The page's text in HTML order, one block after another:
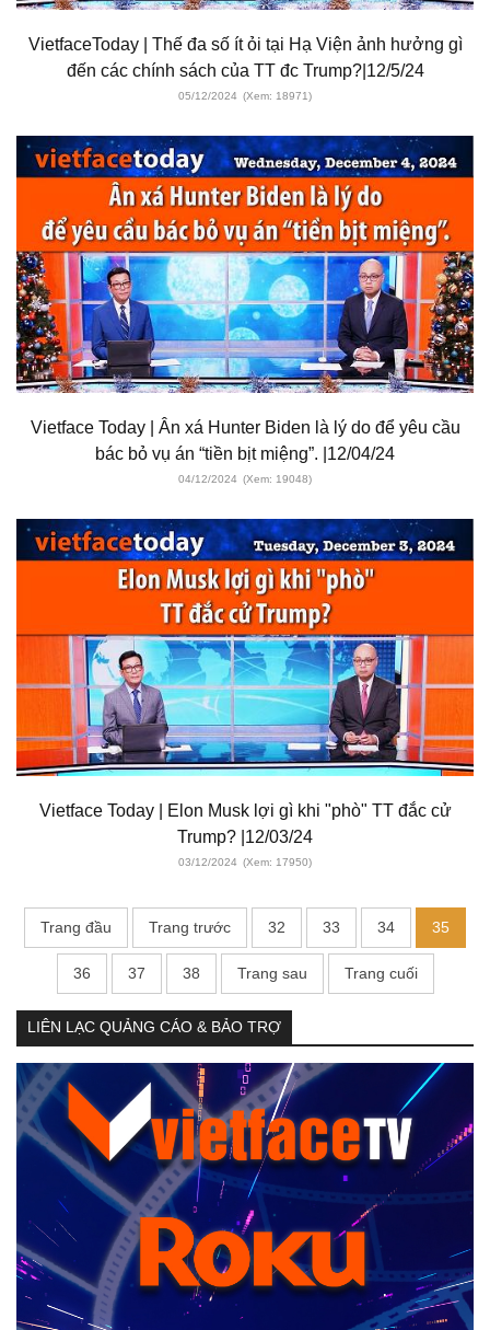
VietfaceToday | Thế đa số ít ỏi tại Hạ Viện ảnh hưởng gì
đến các chính sách của TT đc Trump?|12/5/24
05/12/2024 (Xem: 18971)
Vietface Today | Ân xá Hunter Biden là lý do để yêu cầu
bác bỏ vụ án “tiền bịt miệng”. |12/04/24
04/12/2024 (Xem: 19048)
Vietface Today | Elon Musk lợi gì khi "phò" TT đắc cử
Trump? |12/03/24
03/12/2024 (Xem: 17950)
Trang đầu Trang trước 32 33 34 35
36 37 38 Trang sau Trang cuối
LIÊN LẠC QUẢNG CÁO & BẢO TRỢ